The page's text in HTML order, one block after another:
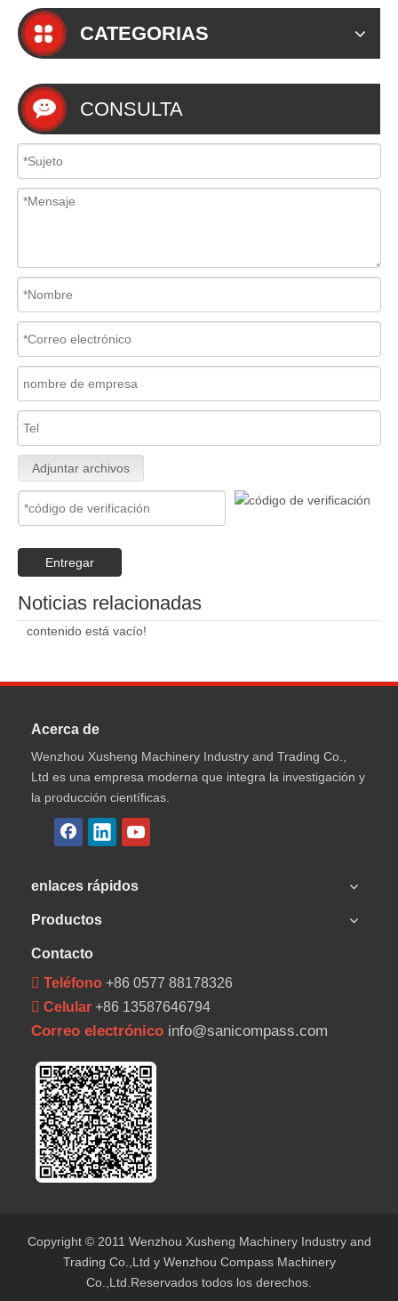
CATEGORIAS
CONSULTA
Adjuntar archivos
Entregar
Noticias relacionadas
contenido está vacío!
Acerca de
Wenzhou Xusheng Machinery Industry and Trading Co.,
Ltd es una empresa moderna que integra la investigación y
la producción científicas.
enlaces rápidos
Productos
Contacto
 Teléfono +86 0577 88178326
 Celular +86 13587646794
Correo electrónico info@sanicompass.com
Copyright © 2011 Wenzhou Xusheng Machinery Industry and
Trading Co.,Ltd y Wenzhou Compass Machinery
Co.,Ltd.Reservados todos los derechos.